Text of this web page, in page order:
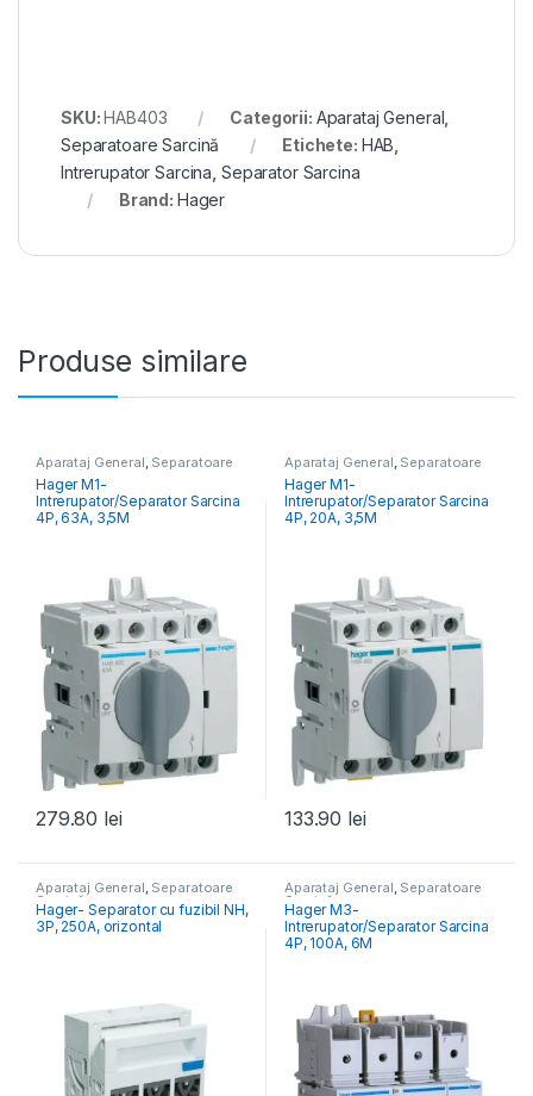
SKU:HAB403 Categorii: Aparataj General
Separatoare Sarcină
Etichete: HAB
Intrerupator Sarcina Separator Sarcina
Brand: Hager
Produse similare
Aparataj General, Separatoare
Sarcină
Hager M1-
Intrerupator/Separator Sarcina
4P, 63A, 3,5M
279.80 lei
Aparataj General, Separatoare
Sarcină
Hager M1-
Intrerupator/Separator Sarcina
4P, 20A, 3,5M
133.90 lei
Aparataj General, Separatoare
Sarcină
Hager- Separator cu fuzibil NH,
3P, 250A, orizontal
Aparataj General, Separatoare
Sarcină
Hager M3-
Intrerupator/Separator Sarcina
4P, 100A, 6M